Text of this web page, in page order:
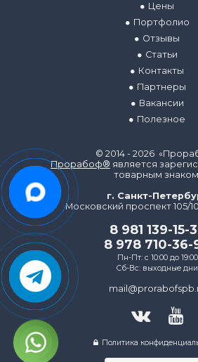
Цены
Портфолио
Отзывы
Статьи
Контакты
Партнеры
Вакансии
Полезное
© 2014 - 2026
Прорабоф® является
товарным
г. Санкт-
Московский проспект 105/
8 981 139-15-
8 978 710-36-
Пн-Пт: с 10:00 до 19:00
Сб-Вс: выходные дни
Политика